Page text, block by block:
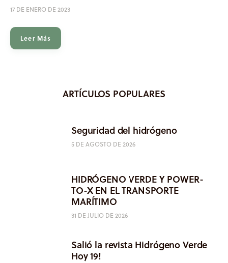
17 DE ENERO DE 2023
Leer Más
ARTÍCULOS POPULARES
Seguridad del hidrógeno
5 DE AGOSTO DE 2026
HIDRÓGENO VERDE Y POWER-
TO-X EN EL TRANSPORTE
MARÍTIMO
31 DE JULIO DE 2026
Salió la revista Hidrógeno Verde
Hoy 19!